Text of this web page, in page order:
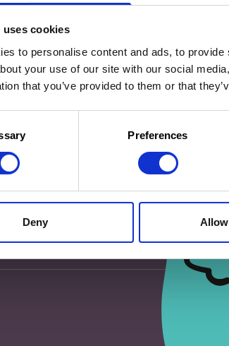
uses cookies
to personalise content and ads, to
your use of our site with our social
that you’ve provided to them or that
Preferences
Deny
le navigateur pour mon prochain